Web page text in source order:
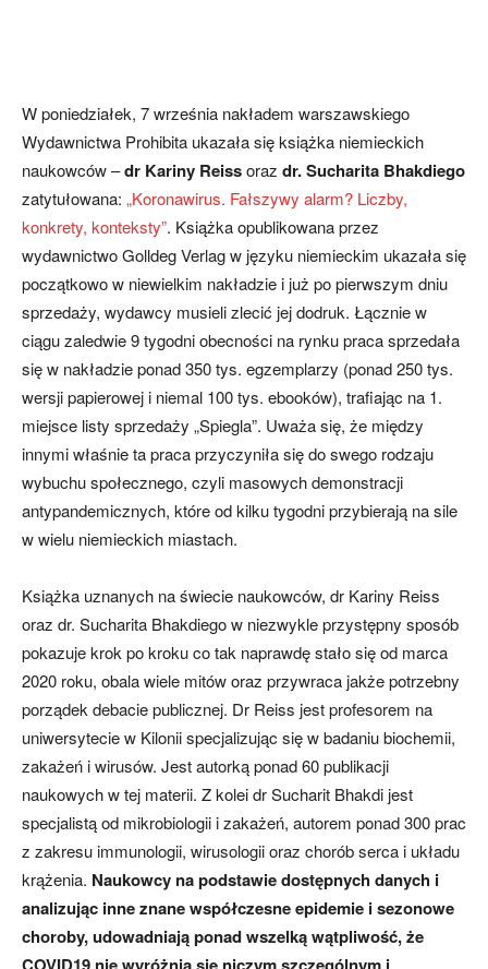
W poniedziałek, 7 września nakładem warszawskiego
Wydawnictwa Prohibita ukazała się książka niemieckich
naukowców –dr Kariny Reissoraz dr. Sucharita Bhakdiego
zatytułowana: „Koronawirus. Fałszywy alarm? Liczby,
konkrety, konteksty”. Książka opublikowana przez
wydawnictwo Golldeg Verlag w języku niemieckim ukazała się
początkowo w niewielkim nakładzie i już po pierwszym dniu
sprzedaży, wydawcy musieli zlecić jej dodruk. Łącznie w
ciągu zaledwie 9 tygodni obecności na rynku praca sprzedała
się w nakładzie ponad 350 tys. egzemplarzy (ponad 250 tys.
wersji papierowej i niemal 100 tys. ebooków), trafiając na 1.
miejsce listy sprzedaży „Spiegla”. Uważa się, że między
innymi właśnie ta praca przyczyniła się do swego rodzaju
wybuchu społecznego, czyli masowych demonstracji
antypandemicznych, które od kilku tygodni przybierają na sile
w wielu niemieckich miastach.
Książka uznanych na świecie naukowców, dr Kariny Reiss
oraz dr. Sucharita Bhakdiego w niezwykle przystępny sposób
pokazuje krok po kroku co tak naprawdę stało się od marca
2020 roku, obala wiele mitów oraz przywraca jakże potrzebny
porządek debacie publicznej. Dr Reiss jest profesorem na
uniwersytecie w Kilonii specjalizując się w badaniu biochemii,
zakażeń i wirusów. Jest autorką ponad 60 publikacji
naukowych w tej materii. Z kolei dr Sucharit Bhakdi jest
specjalistą od mikrobiologii i zakażeń, autorem ponad 300 prac
z zakresu immunologii, wirusologii oraz chorób serca i układu
krążenia. Naukowcy na podstawie dostępnych danych i
analizując inne znane współczesne epidemie i sezonowe
choroby, udowadniają ponad wszelką wątpliwość, że